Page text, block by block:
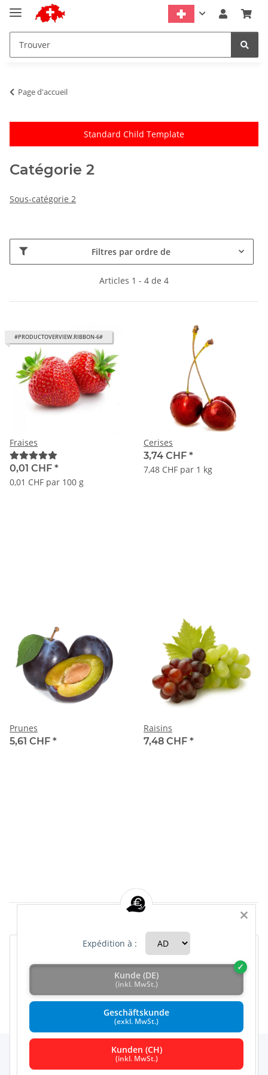
Accepter tous
Configurer
Refuser
Comment nous utilisons les cookies & Co
Page d'accueil
Standard Child Template
Catégorie 2
Sous-catégorie 2
Filtres par ordre de
Articles 1 - 4 de 4
#PRODUCTOVERVIEW.RIBBON-6#
Fraises
0,01 CHF *
0,01 CHF par 100 g
Cerises
3,74 CHF *
7,48 CHF par 1 kg
Prunes
5,61 CHF *
Raisins
7,48 CHF *
×
Expédition à :
Kunde (DE)
(inkl. MwSt.)
Geschäftskunde
(exkl. MwSt.)
Kunden (CH)
(inkl. MwSt.)